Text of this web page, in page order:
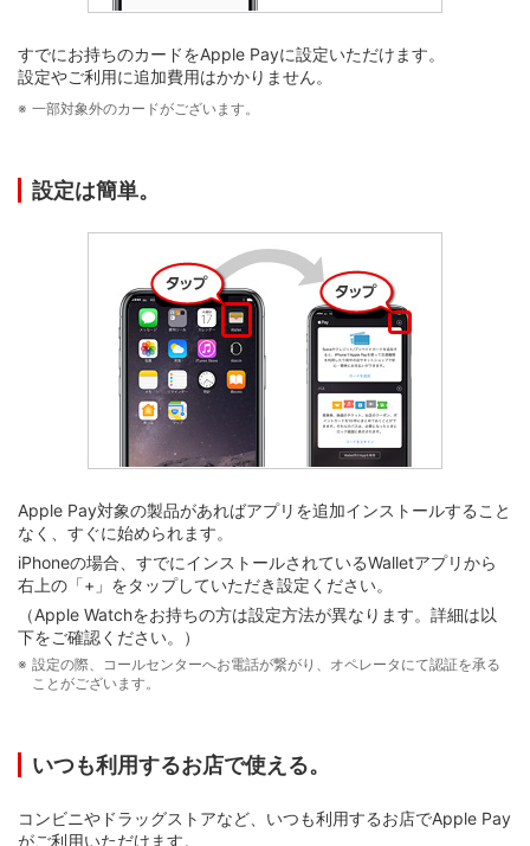
すでにお持ちのカードをApple Payに設定いただけます。
設定やご利用に追加費用はかかりません。
一部対象外のカードがございます。
設定は簡単。
Apple Pay対象の製品があればアプリを追加インストールすること
なく、すぐに始められます。
iPhoneの場合、すでにインストールされているWalletアプリから
右上の「+」をタップしていただき設定ください。
（Apple Watchをお持ちの方は設定方法が異なります。詳細は以
下をご確認ください。）
設定の際、コールセンターへお電話が繋がり、オペレータにて認証を承る
ことがございます。
いつも利用するお店で使える。
コンビニやドラッグストアなど、いつも利用するお店でApple Pay
がご利用いただけます。